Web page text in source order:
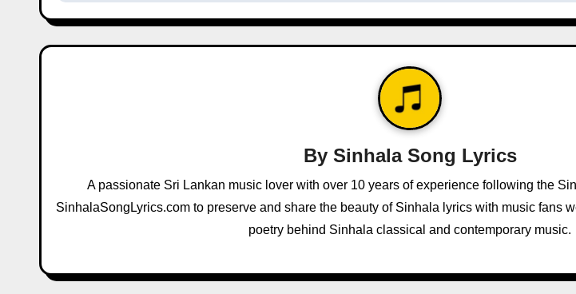
t
n
a
i
By Sinhala Song Lyrics
A passionate Sri Lankan music lover with over 10 years of experience following the
SinhalaSongLyrics.com to preserve and share the beauty of Sinhala lyrics with music fans
poetry behind Sinhala classical and contemporary music.